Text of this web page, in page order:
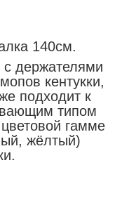
140см.
с держателями
кентукки,
подходит к
типом
гамме
жёлтый)